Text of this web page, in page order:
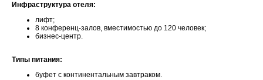
Инфраструктура отеля:
лифт;
8 конференц-залов, вместимостью до 120 человек;
бизнес-центр.
Типы питания:
буфет с континентальным завтраком.